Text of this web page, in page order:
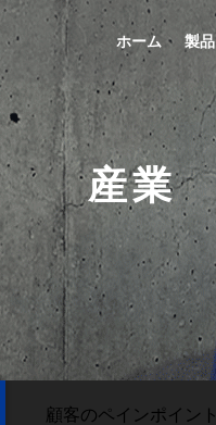
ホーム 製品
産業
顧客のペインポイント